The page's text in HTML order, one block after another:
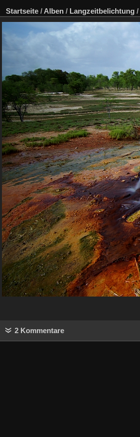
Startseite / Alben / Langzeitbelichtung /
2 Kommentare